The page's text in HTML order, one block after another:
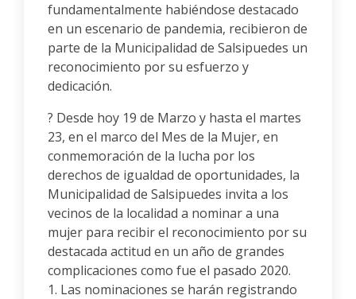
fundamentalmente habiéndose destacado
en un escenario de pandemia, recibieron de
parte de la Municipalidad de Salsipuedes un
reconocimiento por su esfuerzo y
dedicación.
? Desde hoy 19 de Marzo y hasta el martes
23, en el marco del Mes de la Mujer, en
conmemoración de la lucha por los
derechos de igualdad de oportunidades, la
Municipalidad de Salsipuedes invita a los
vecinos de la localidad a nominar a una
mujer para recibir el reconocimiento por su
destacada actitud en un año de grandes
complicaciones como fue el pasado 2020.
1. Las nominaciones se harán registrando